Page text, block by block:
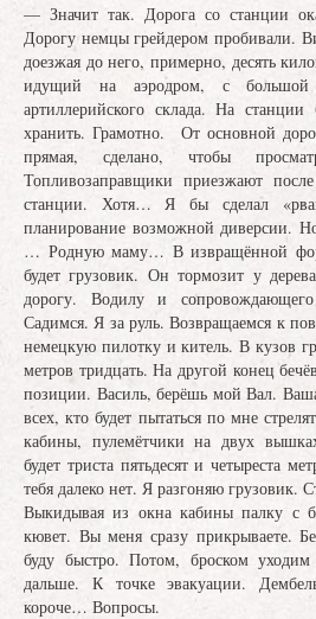
— Значит так. Дорога со станции
Дорогу немцы грейдером пробивали.
доезжая до него, примерно, десять
идущий на аэродром, с большой
артиллерийского склада. На станции
хранить. Грамотно. От основной
прямая, сделано, чтобы
Топливозаправщики приезжают
станции. Хотя… Я бы сделал
планирование возможной диверсии.
… Родную маму… В извращённой
будет грузовик. Он тормозит у
дорогу. Водилу и
Садимся. Я за руль. Возвращаемся к
немецкую пилотку и китель. В кузов
метров тридцать. На другой конец
позиции. Василь, берёшь мой Вал.
всех, кто будет пытаться по мне
кабины, пулемётчики на двух
будет триста пятьдесят и четыреста
тебя далеко нет. Я разгоняю грузовик.
Выкидывая из окна кабины палку с
кювет. Вы меня сразу прикрываете.
буду быстро. Потом, броском
дальше. К точке эвакуации.
короче… Вопросы.